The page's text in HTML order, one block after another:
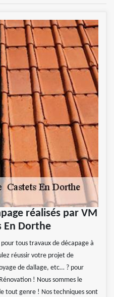
réalisés par VM
En Dorthe
tous travaux de décapage à
réussir votre projet de
de dallage, etc… ? pour
! Nous sommes le
tout genre ! Nos techniques sont